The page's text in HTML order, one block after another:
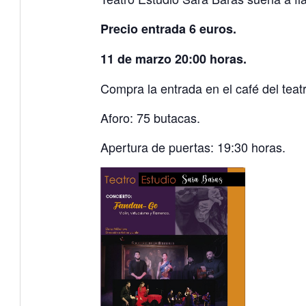
Precio entrada 6 euros.
11 de marzo 20:00 horas.
Compra la entrada en el café del
Aforo: 75 butacas.
Apertura de puertas: 19:30 horas.